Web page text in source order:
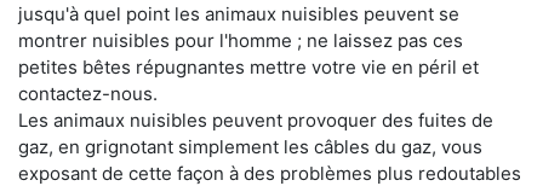
jusqu'à quel point les animaux nuisibles peuvent se
montrer nuisibles pour l'homme ; ne laissez pas ces
petites bêtes répugnantes mettre votre vie en péril et
contactez-nous.
Les animaux nuisibles peuvent provoquer des fuites de
gaz, en grignotant simplement les câbles du gaz, vous
exposant de cette façon à des problèmes plus redoutables